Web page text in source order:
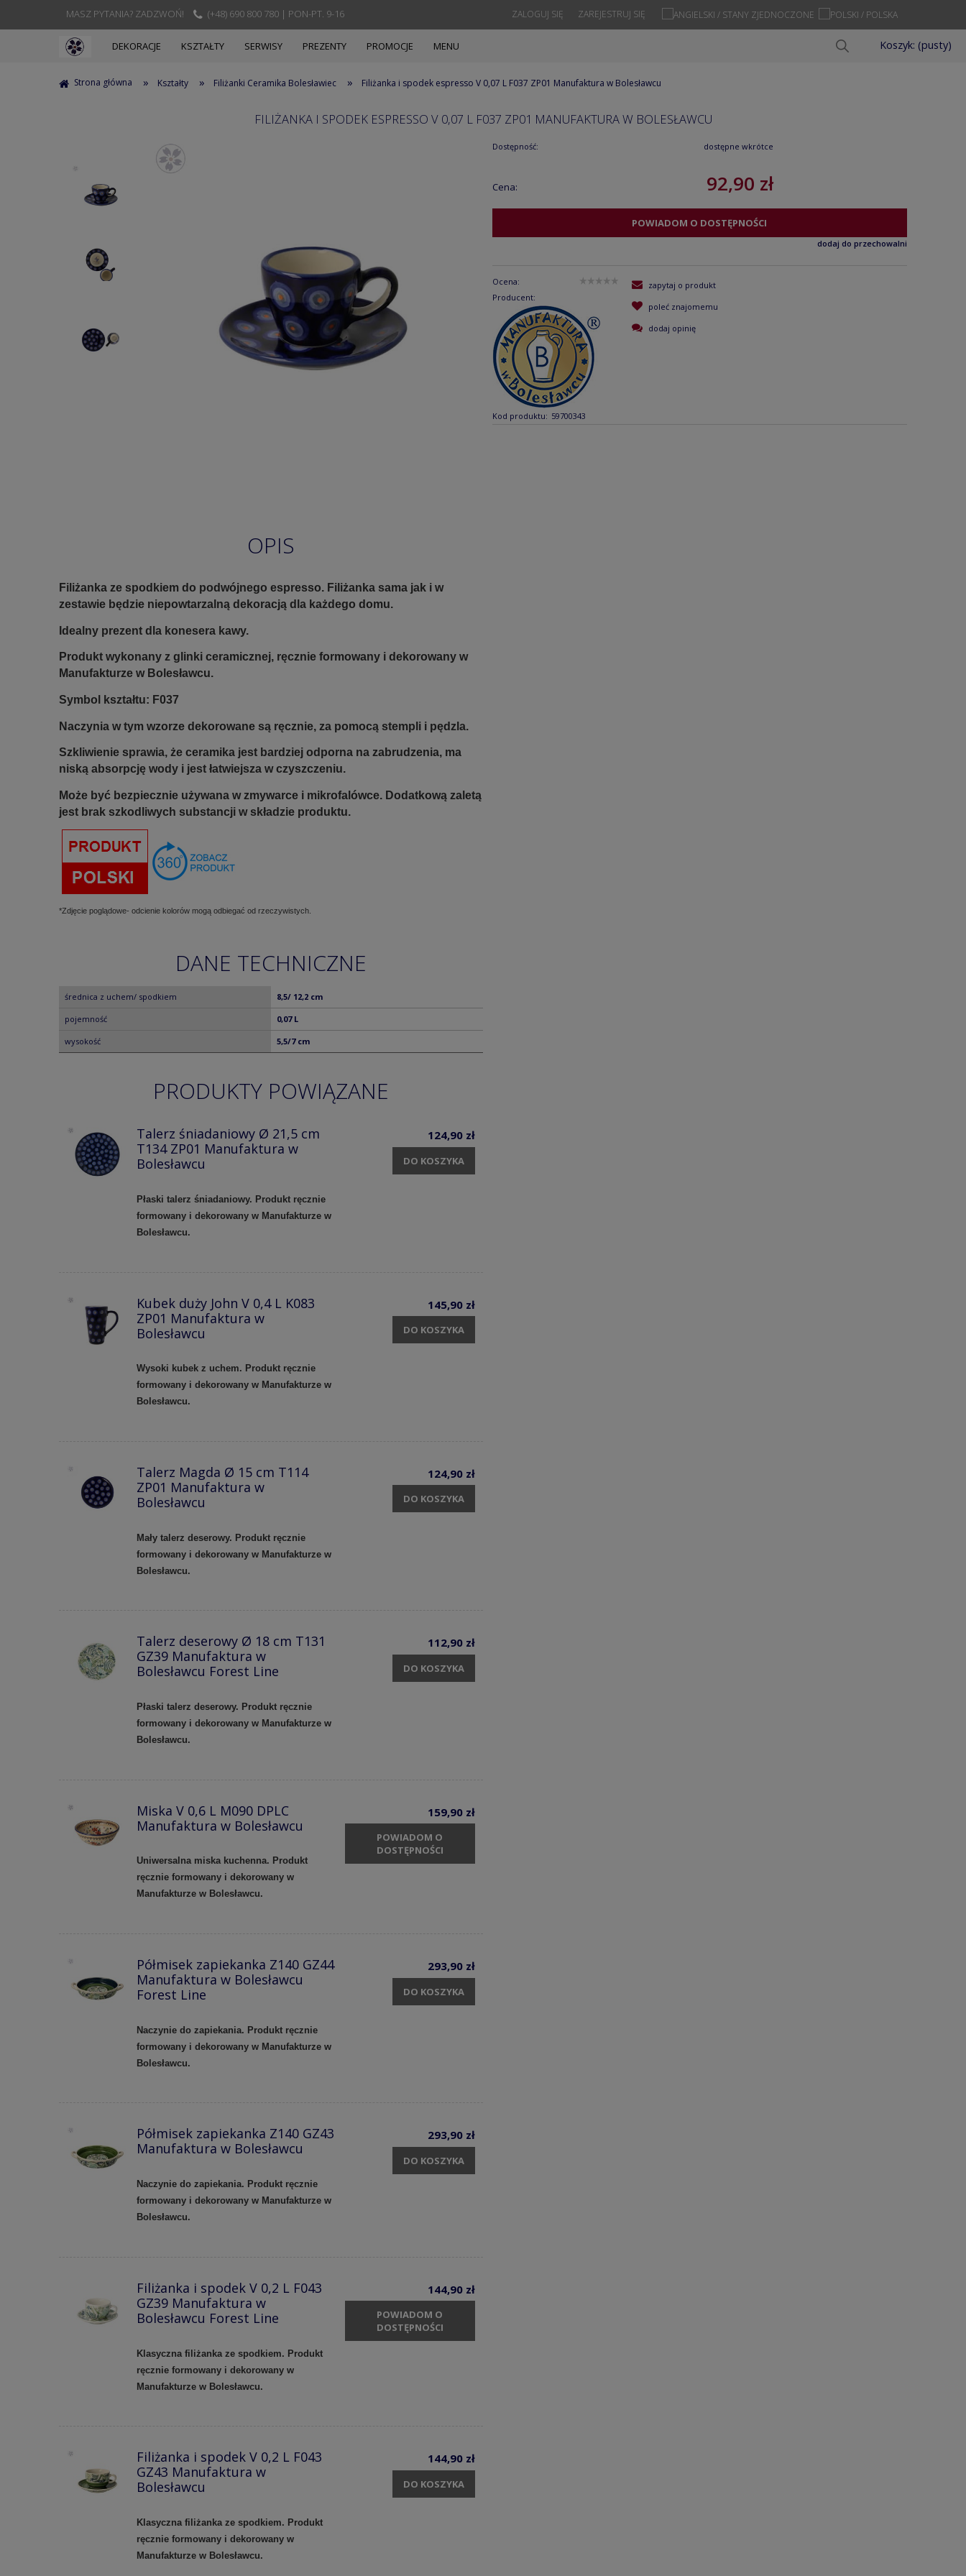
MASZ PYTANIA? ZADZWOŃ! (+48) 690 800 780 | PON-PT. 9-16 ZAREJESTRUJ SIĘ
ZALOGUJ SIĘ
Koszyk: (pusty)
DEKORACJE KSZTAŁTY SERWISY PREZENTY PROMOCJE MENU
Strona główna » Kształty » Filiżanki Ceramika Bolesławiec » Filiżanka i spodek espresso V 0,07 L F037 ZP01 Manufaktura w Bolesławcu
FILIŻANKA I SPODEK ESPRESSO V 0,07 L F037 ZP01 MANUFAKTURA W BOLESŁAWCU
Dostępność: dostępne wkrótce
Cena: 92,90 zł
POWIADOM O DOSTĘPNOŚCI
dodaj do przechowalni
Ocena:
Producent:
Kod produktu: 59700343
zapytaj o produkt
poleć znajomemu
dodaj opinię
OPIS
Filiżanka ze spodkiem do podwójnego espresso. Filiżanka sama jak i w
zestawie będzie niepowtarzalną dekoracją dla każdego domu.
Idealny prezent dla konesera kawy.
Produkt wykonany z glinki ceramicznej, ręcznie formowany i dekorowany w
Manufakturze w Bolesławcu.
Symbol kształtu: F037
Naczynia w tym wzorze dekorowane są ręcznie, za pomocą stempli i pędzla.
Szkliwienie sprawia, że ceramika jest bardziej odporna na zabrudzenia, ma
niską absorpcję wody i jest łatwiejsza w czyszczeniu.
Może być bezpiecznie używana w zmywarce i mikrofalówce. Dodatkową zaletą
jest brak szkodliwych substancji w składzie produktu.
*Zdjęcie poglądowe- odcienie kolorów mogą odbiegać od rzeczywistych.
DANE TECHNICZNE
średnica z uchem/ spodkiem 8,5/ 12,2 cm
pojemność 0,07 L
wysokość 5,5/7 cm
PRODUKTY POWIĄZANE
Talerz śniadaniowy Ø 21,5 cm
T134 ZP01 Manufaktura w
Bolesławcu
Płaski talerz śniadaniowy. Produkt ręcznie
formowany i dekorowany w Manufakturze w
Bolesławcu.
124,90 zł
DO KOSZYKA
Kubek duży John V 0,4 L K083
ZP01 Manufaktura w
Bolesławcu
Wysoki kubek z uchem. Produkt ręcznie
formowany i dekorowany w Manufakturze w
Bolesławcu.
145,90 zł
DO KOSZYKA
Talerz Magda Ø 15 cm T114
ZP01 Manufaktura w
Bolesławcu
Mały talerz deserowy. Produkt ręcznie
formowany i dekorowany w Manufakturze w
Bolesławcu.
124,90 zł
DO KOSZYKA
Talerz deserowy Ø 18 cm T131
GZ39 Manufaktura w
Bolesławcu Forest Line
Płaski talerz deserowy. Produkt ręcznie
formowany i dekorowany w Manufakturze w
Bolesławcu.
112,90 zł
DO KOSZYKA
Miska V 0,6 L M090 DPLC
Manufaktura w Bolesławcu
Uniwersalna miska kuchenna. Produkt
ręcznie formowany i dekorowany w
Manufakturze w Bolesławcu.
159,90 zł
POWIADOM O
DOSTĘPNOŚCI
Półmisek zapiekanka Z140 GZ44
Manufaktura w Bolesławcu
Forest Line
Naczynie do zapiekania. Produkt ręcznie
formowany i dekorowany w Manufakturze w
Bolesławcu.
293,90 zł
DO KOSZYKA
Półmisek zapiekanka Z140 GZ43
Manufaktura w Bolesławcu
Naczynie do zapiekania. Produkt ręcznie
formowany i dekorowany w Manufakturze w
Bolesławcu.
293,90 zł
DO KOSZYKA
Filiżanka i spodek V 0,2 L F043
GZ39 Manufaktura w
Bolesławcu Forest Line
Klasyczna filiżanka ze spodkiem. Produkt
ręcznie formowany i dekorowany w
Manufakturze w Bolesławcu.
144,90 zł
POWIADOM O
DOSTĘPNOŚCI
Filiżanka i spodek V 0,2 L F043
GZ43 Manufaktura w
Bolesławcu
Klasyczna filiżanka ze spodkiem. Produkt
ręcznie formowany i dekorowany w
Manufakturze w Bolesławcu.
144,90 zł
DO KOSZYKA